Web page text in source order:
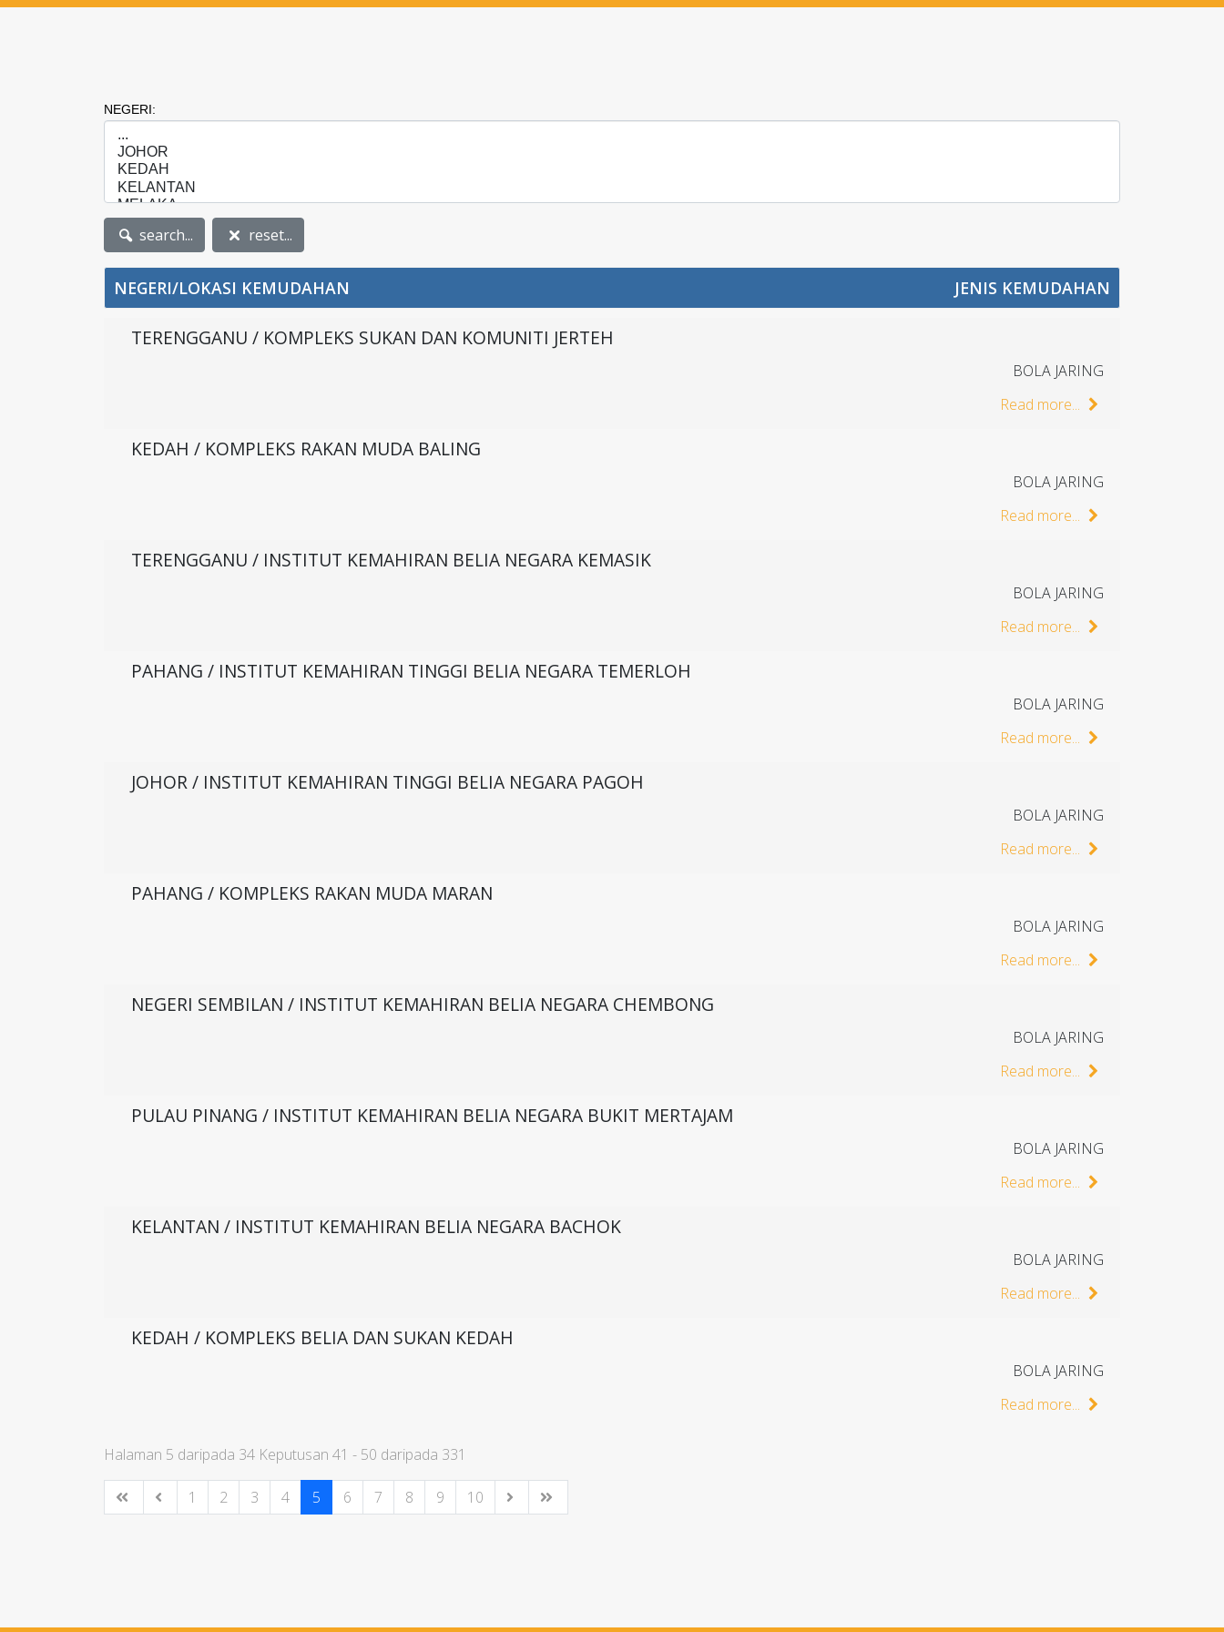
NEGERI:
search... reset...
NEGERI/LOKASI KEMUDAHAN JENIS KEMUDAHAN
TERENGGANU / KOMPLEKS SUKAN DAN KOMUNITI JERTEH
BOLA JARING
Read more...
KEDAH / KOMPLEKS RAKAN MUDA BALING
BOLA JARING
Read more...
TERENGGANU / INSTITUT KEMAHIRAN BELIA NEGARA KEMASIK
BOLA JARING
Read more...
PAHANG / INSTITUT KEMAHIRAN TINGGI BELIA NEGARA TEMERLOH
BOLA JARING
Read more...
JOHOR / INSTITUT KEMAHIRAN TINGGI BELIA NEGARA PAGOH
BOLA JARING
Read more...
PAHANG / KOMPLEKS RAKAN MUDA MARAN
BOLA JARING
Read more...
NEGERI SEMBILAN / INSTITUT KEMAHIRAN BELIA NEGARA CHEMBONG
BOLA JARING
Read more...
PULAU PINANG / INSTITUT KEMAHIRAN BELIA NEGARA BUKIT MERTAJAM
BOLA JARING
Read more...
KELANTAN / INSTITUT KEMAHIRAN BELIA NEGARA BACHOK
BOLA JARING
Read more...
KEDAH / KOMPLEKS BELIA DAN SUKAN KEDAH
BOLA JARING
Read more...
Halaman 5 daripada 34 Keputusan 41 - 50 daripada 331
1 2 3 4 5 6 7 8 9 10